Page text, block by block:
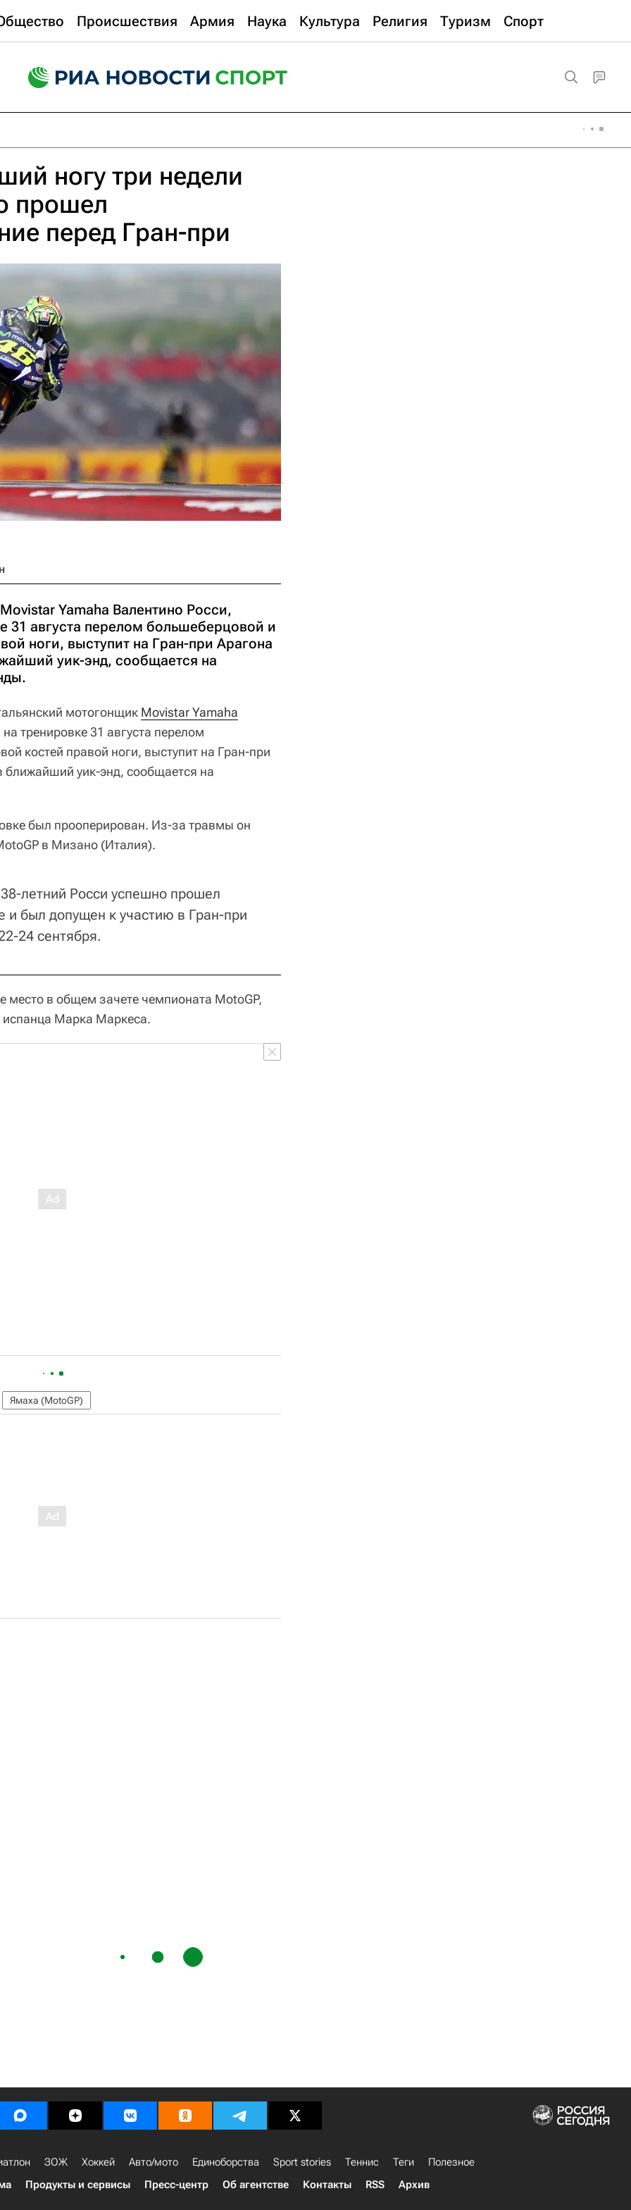
Происшествия Армия Наука Культура Религия Туризм Спорт
ногу три недели
прошел
перед Гран-при
Yamaha Валентино Росси,
31 августа перелом большеберцовой и
ноги, выступит на Гран-при Арагона
уик-энд, сообщается на
мотогонщик Movistar Yamaha
тренировке 31 августа перелом
костей правой ноги, выступит на Гран-при
ближайший уик-энд, сообщается на
был прооперирован. Из-за травмы он
в Мизано (Италия).
летний Росси успешно прошел
и был допущен к участию в Гран-при
24 сентября.
место в общем зачете чемпионата MotoGP,
испанца Марка Маркеса.
Ямаха (MotoGP)
ЗОЖ Хоккей Авто/мото Единоборства Sport stories Теннис Теги
Полезное
Продукты и сервисы Пресс-центр Об агентстве Контакты RSS Архив